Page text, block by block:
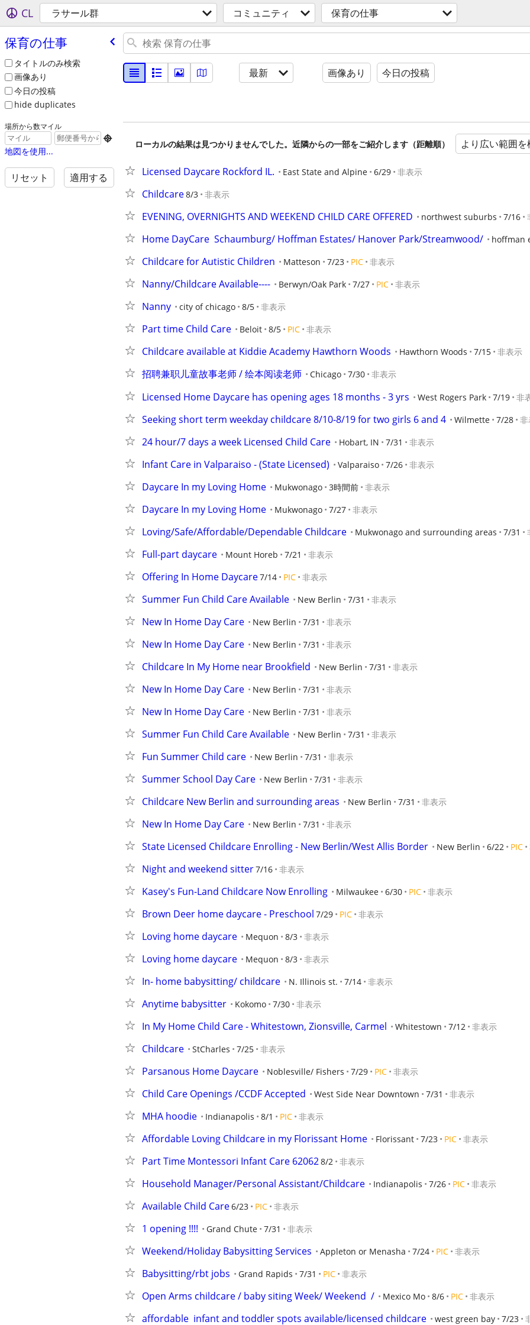
CL ラサール群 コミュニティ 保育の仕事
保育の仕事
タイトルのみ検索
画像あり
今日の投稿
hide duplicates
場所から数マイル

地図を使用...
リセット 適用する
最新 画像あり 今日の投稿
ローカルの結果は見つかりませんでした。近隣からの一部をご紹介します（距離順） より広い範囲
Licensed Daycare Rockford IL. East State and Alpine 6/29 非表示
Childcare8/3 非表示
EVENING, OVERNIGHTS AND WEEKEND CHILD CARE OFFERED northwest suburbs 7/16
Home DayCare  Schaumburg/ Hoffman Estates/ Hanover Park/Streamwood/ hoffman
Childcare for Autistic Children Matteson 7/23 PIC 非表示
Nanny/Childcare Available---- Berwyn/Oak Park 7/27 PIC 非表示
Nanny city of chicago 8/5 非表示
Part time Child Care Beloit 8/5 PIC 非表示
Childcare available at Kiddie Academy Hawthorn Woods Hawthorn Woods 7/15 非表示
招聘兼职儿童故事老师 / 绘本阅读老师 Chicago 7/30 非表示
Licensed Home Daycare has opening ages 18 months - 3 yrs West Rogers Park 7/19 非
Seeking short term weekday childcare 8/10-8/19 for two girls 6 and 4 Wilmette 7/28
24 hour/7 days a week Licensed Child Care Hobart, IN 7/31 非表示
Infant Care in Valparaiso - (State Licensed) Valparaiso 7/26 非表示
Daycare In my Loving Home Mukwonago 3時間前 非表示
Daycare In my Loving Home Mukwonago 7/27 非表示
Loving/Safe/Affordable/Dependable Childcare Mukwonago and surrounding areas 7/31
Full-part daycare Mount Horeb 7/21 非表示
Offering In Home Daycare7/14 PIC 非表示
Summer Fun Child Care Available New Berlin 7/31 非表示
New In Home Day Care New Berlin 7/31 非表示
New In Home Day Care New Berlin 7/31 非表示
Childcare In My Home near Brookfield New Berlin 7/31 非表示
New In Home Day Care New Berlin 7/31 非表示
New In Home Day Care New Berlin 7/31 非表示
Summer Fun Child Care Available New Berlin 7/31 非表示
Fun Summer Child care New Berlin 7/31 非表示
Summer School Day Care New Berlin 7/31 非表示
Childcare New Berlin and surrounding areas New Berlin 7/31 非表示
New In Home Day Care New Berlin 7/31 非表示
State Licensed Childcare Enrolling - New Berlin/West Allis Border New Berlin 6/22 PIC
Night and weekend sitter7/16 非表示
Kasey's Fun-Land Childcare Now Enrolling Milwaukee 6/30 PIC 非表示
Brown Deer home daycare - Preschool 7/29 PIC 非表示
Loving home daycare Mequon 8/3 非表示
Loving home daycare Mequon 8/3 非表示
In- home babysitting/ childcare N. Illinois st. 7/14 非表示
Anytime babysitter Kokomo 7/30 非表示
In My Home Child Care - Whitestown, Zionsville, Carmel Whitestown 7/12 非表示
Childcare StCharles 7/25 非表示
Parsanous Home Daycare Noblesville/ Fishers 7/29 PIC 非表示
Child Care Openings /CCDF Accepted West Side Near Downtown 7/31 非表示
MHA hoodie Indianapolis 8/1 PIC 非表示
Affordable Loving Childcare in my Florissant Home Florissant 7/23 PIC 非表示
Part Time Montessori Infant Care 620628/2 非表示
Household Manager/Personal Assistant/Childcare Indianapolis 7/26 PIC 非表示
Available Child Care6/23 PIC 非表示
1 opening !!!! Grand Chute 7/31 非表示
Weekend/Holiday Babysitting Services Appleton or Menasha 7/24 PIC 非表示
Babysitting/rbt jobs Grand Rapids 7/31 PIC 非表示
Open Arms childcare / baby siting Week/ Weekend  / Mexico Mo 8/6 PIC 非表示
affordable  infant and toddler spots available/licensed childcare west green bay 7/23